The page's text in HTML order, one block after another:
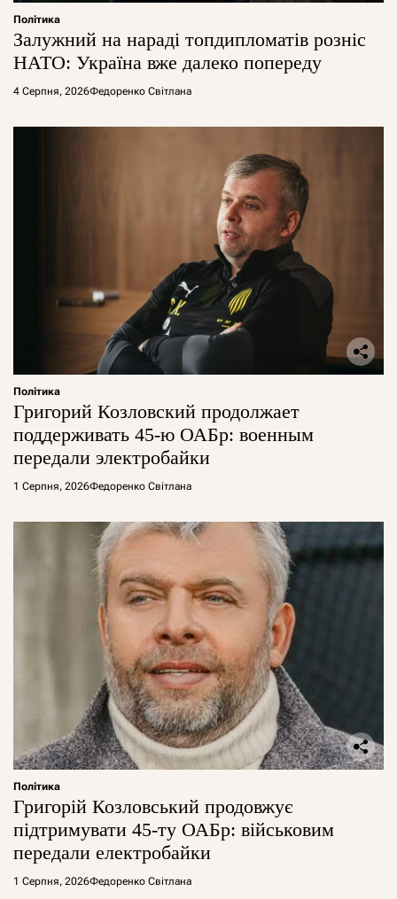
Політика
Залужний на нараді топдипломатів розніс
НАТО: Україна вже далеко попереду
4 Серпня, 2026Федоренко Світлана
Політика
Григорий Козловский продолжает
поддерживать 45-ю ОАБр: военным
передали электробайки
1 Серпня, 2026Федоренко Світлана
Політика
Григорій Козловський продовжує
підтримувати 45-ту ОАБр: військовим
передали електробайки
1 Серпня, 2026Федоренко Світлана